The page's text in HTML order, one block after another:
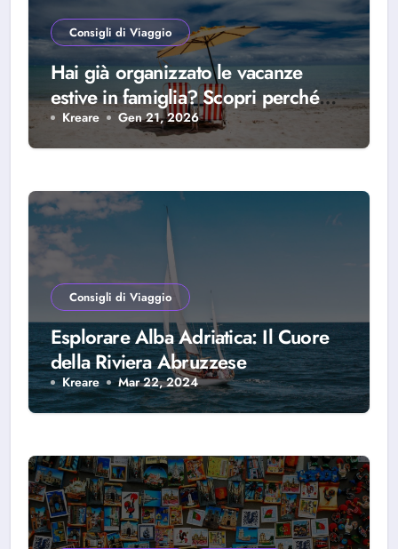
Consigli di Viaggio
Hai già organizzato le vacanze
estive in famiglia? Scopri perché
scegliere Alba Adriatica
Kreare Gen 21, 2026
Consigli di Viaggio
Esplorare Alba Adriatica: Il Cuore
della Riviera Abruzzese
Kreare Mar 22, 2024